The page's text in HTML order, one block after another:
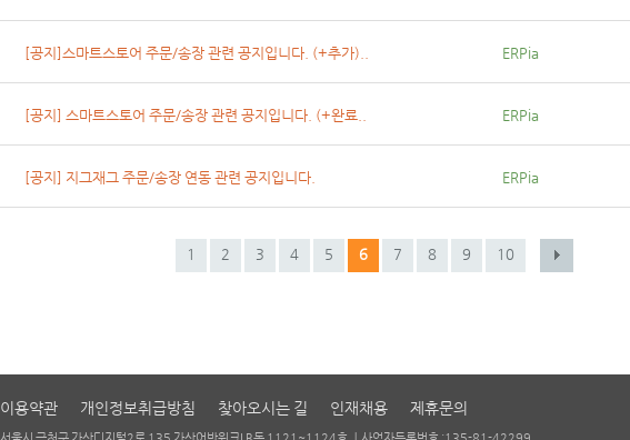
[공지]스마트스토어 주문/송장 관련 공지입니다. (+추가).. ERPia
[공지] 스마트스토어 주문/송장 관련 공지입니다. (+완료.. ERPia
[공지] 지그재그 주문/송장 연동 관련 공지입니다. ERPia
1 2 3 4 5 6 7 8 9 10
이용약관 개인정보취급방침 찾아오시는 길 인재채용 제휴문의